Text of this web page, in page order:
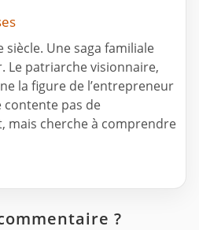
siècle. Une saga familiale
Le patriarche visionnaire,
la figure de l’entrepreneur
contente pas de
mais cherche à comprendre
?